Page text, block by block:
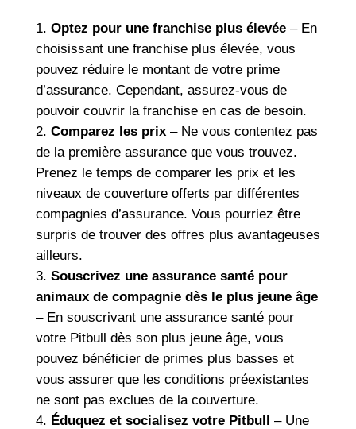
Optez pour une franchise plus élevée– En
choisissant une franchise plus élevée, vous
pouvez réduire le montant de votre prime
d’assurance. Cependant, assurez-vous de
pouvoir couvrir la franchise en cas de besoin.
Comparez les prix– Ne vous contentez pas
de la première assurance que vous trouvez.
Prenez le temps de comparer les prix et les
niveaux de couverture offerts par différentes
compagnies d’assurance. Vous pourriez être
surpris de trouver des offres plus avantageuses
ailleurs.
Souscrivez une assurance santé pour
animaux de compagnie dès le plus jeune âge
– En souscrivant une assurance santé pour
votre Pitbull dès son plus jeune âge, vous
pouvez bénéficier de primes plus basses et
vous assurer que les conditions préexistantes
ne sont pas exclues de la couverture.
Éduquez et socialisez votre Pitbull – Une